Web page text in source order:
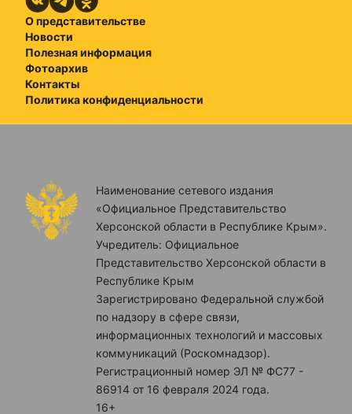
О представительстве
Новости
Полезная информация
Фотоархив
Контакты
Политика конфиденциальности
Наименование сетевого издания
«Официальное Представительство
Херсонской области в Республике Крым».
Учредитель: Официальное
Представительство Херсонской области в
Республике Крым
Зарегистрировано Федеральной службой
по надзору в сфере связи,
информационных технологий и массовых
коммуникаций (Роскомнадзор).
Регистрационный номер ЭЛ № ФС77 -
86914 от 16 февраля 2024 года.
16+